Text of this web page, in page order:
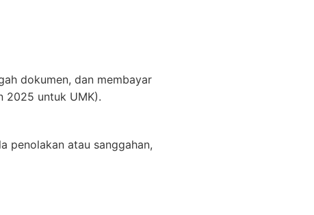
dokumen, dan membayar
2025 untuk UMK).
penolakan atau sanggahan,